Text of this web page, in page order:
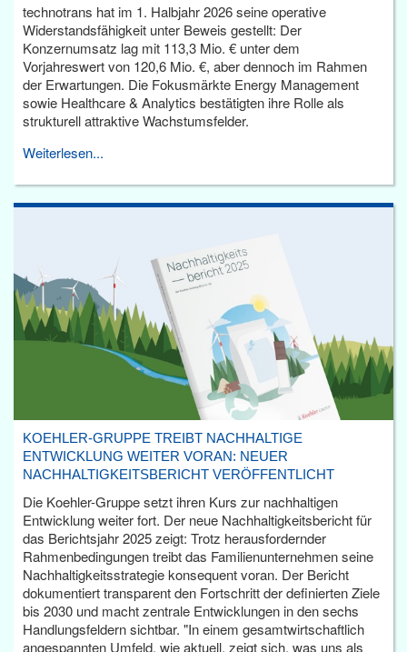
technotrans hat im 1. Halbjahr 2026 seine operative
Widerstandsfähigkeit unter Beweis gestellt: Der
Konzernumsatz lag mit 113,3 Mio. € unter dem
Vorjahreswert von 120,6 Mio. €, aber dennoch im Rahmen
der Erwartungen. Die Fokusmärkte Energy Management
sowie Healthcare & Analytics bestätigten ihre Rolle als
strukturell attraktive Wachstumsfelder.
Weiterlesen...
KOEHLER-GRUPPE TREIBT NACHHALTIGE
ENTWICKLUNG WEITER VORAN: NEUER
NACHHALTIGKEITSBERICHT VERÖFFENTLICHT
Die Koehler-Gruppe setzt ihren Kurs zur nachhaltigen
Entwicklung weiter fort. Der neue Nachhaltigkeitsbericht für
das Berichtsjahr 2025 zeigt: Trotz herausfordernder
Rahmenbedingungen treibt das Familienunternehmen seine
Nachhaltigkeitsstrategie konsequent voran. Der Bericht
dokumentiert transparent den Fortschritt der definierten Ziele
bis 2030 und macht zentrale Entwicklungen in den sechs
Handlungsfeldern sichtbar. "In einem gesamtwirtschaftlich
angespannten Umfeld, wie aktuell, zeigt sich, was uns als